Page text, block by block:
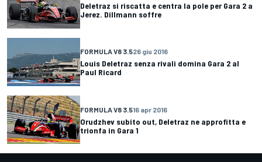
Deletraz si riscatta e centra la pole per Gara 2 a
Jerez. Dillmann soffre
FORMULA V8 3.526 giu 2016
Louis Deletraz senza rivali domina Gara 2 al
Paul Ricard
FORMULA V8 3.516 apr 2016
Orudzhev subito out, Deletraz ne approfitta e
trionfa in Gara 1